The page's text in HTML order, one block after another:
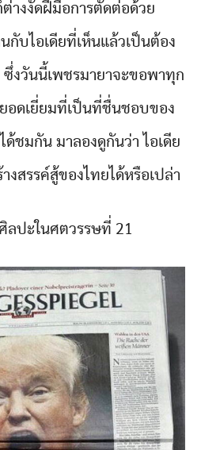
างงัดฝีมือการตัดต่อด้วย
กับไอเดียที่เห็นแล้วเป็นต้อง
ซึ่งวันนี้เพชรมายาจะขอพาทุก
ดเยี่ยมที่เป็นที่ชื่นชอบของ
ด้ชมกัน มาลองดูกันว่า ไอเดีย
งสรรค์สู้ของไทยได้หรือเปล่า
ลปะในศตวรรษที่ 21